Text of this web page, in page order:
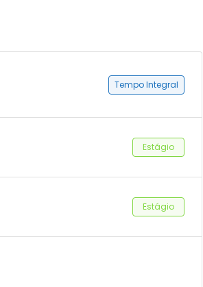
Tempo Integral
Estágio
Estágio